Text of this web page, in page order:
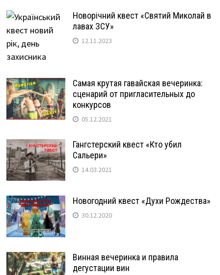
Новорічний квест «Святий Миколай в
лавах ЗСУ»
12.11.2023
Самая крутая гавайская вечеринка:
сценарий от пригласительных до
конкурсов
05.12.2021
Гангстерский квест «Кто убил
Сальери»
14.03.2021
Новогодний квест «Духи Рождества»
30.12.2020
Винная вечеринка и правила
дегустации вин